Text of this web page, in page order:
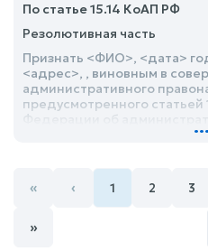
По статье 15.14 КоАП РФ
Резолютивная часть
Признать <ФИО>, <дата>
<адрес>, , виновным в
административного
предусмотренного статьей
Федерации об
и назначить ему наказание...
« ‹ 1 2 3
»